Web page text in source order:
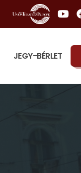
JEGY-BÉRLET